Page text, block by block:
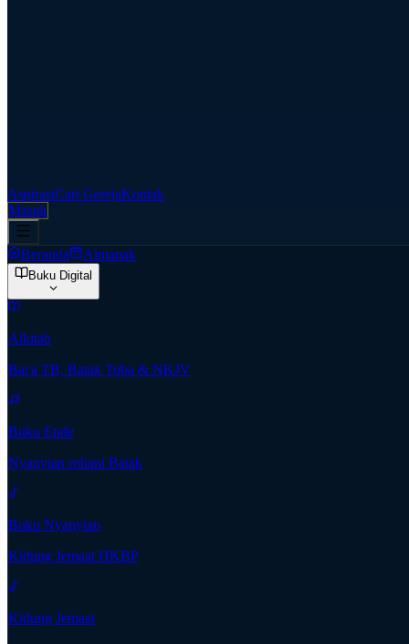
AspirasiCari GerejaKontak
Masuk
Beranda Almanak
Buku Digital
Alkitab
Baca TB, Batak Toba & NKJV
Buku Ende
Nyanyian rohani Batak
Buku Nyanyian
Kidung Jemaat HKBP
Kidung Jemaat